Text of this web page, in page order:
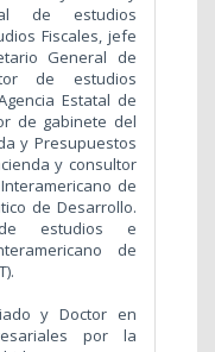
de estudios
Fiscales, jefe
General de
de estudios
Estatal de
de gabinete del
y Presupuestos
y consultor
de
de Desarrollo.
estudios e
de
y Doctor en
por la